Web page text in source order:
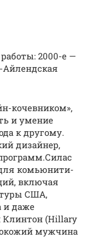
2000-е —
Айлендская
кочевником»,
и умение
к другому.
дизайнер,
комьюнити-
включая
США,
и даже
Клинтон (Hillary
мужчина